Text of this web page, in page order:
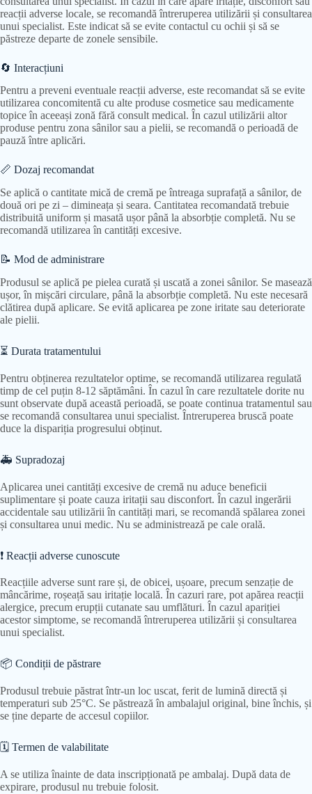
reacții adverse locale, se recomandă întreruperea utilizării și consultarea
unui specialist. Este indicat să se evite contactul cu ochii și să se
păstreze departe de zonele sensibile.
🔄 Interacțiuni
Pentru a preveni eventuale reacții adverse, este recomandat să se evite
utilizarea concomitentă cu alte produse cosmetice sau medicamente
topice în aceeași zonă fără consult medical. În cazul utilizării altor
produse pentru zona sânilor sau a pielii, se recomandă o perioadă de
pauză între aplicări.
📏 Dozaj recomandat
Se aplică o cantitate mică de cremă pe întreaga suprafață a sânilor, de
două ori pe zi – dimineața și seara. Cantitatea recomandată trebuie
distribuită uniform și masată ușor până la absorbție completă. Nu se
recomandă utilizarea în cantități excesive.
📝 Mod de administrare
Produsul se aplică pe pielea curată și uscată a zonei sânilor. Se masează
ușor, în mișcări circulare, până la absorbție completă. Nu este necesară
clătirea după aplicare. Se evită aplicarea pe zone iritate sau deteriorate
ale pielii.
⏳ Durata tratamentului
Pentru obținerea rezultatelor optime, se recomandă utilizarea regulată
timp de cel puțin 8-12 săptămâni. În cazul în care rezultatele dorite nu
sunt observate după această perioadă, se poate continua tratamentul sau
se recomandă consultarea unui specialist. Întreruperea bruscă poate
duce la dispariția progresului obținut.
🚑 Supradozaj
Aplicarea unei cantități excesive de cremă nu aduce beneficii
suplimentare și poate cauza iritații sau disconfort. În cazul ingerării
accidentale sau utilizării în cantități mari, se recomandă spălarea zonei
și consultarea unui medic. Nu se administrează pe cale orală.
❗ Reacții adverse cunoscute
Reacțiile adverse sunt rare și, de obicei, ușoare, precum senzație de
mâncărime, roșeață sau iritație locală. În cazuri rare, pot apărea reacții
alergice, precum erupții cutanate sau umflături. În cazul apariției
acestor simptome, se recomandă întreruperea utilizării și consultarea
unui specialist.
📦 Condiții de păstrare
Produsul trebuie păstrat într-un loc uscat, ferit de lumină directă și
temperaturi sub 25°C. Se păstrează în ambalajul original, bine închis, și
se ține departe de accesul copiilor.
🗓 Termen de valabilitate
A se utiliza înainte de data inscripționată pe ambalaj. După data de
expirare, produsul nu trebuie folosit.